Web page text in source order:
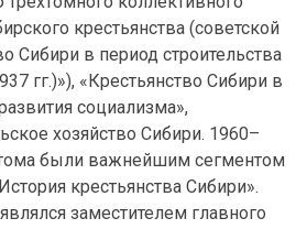
крестьянства (советской
Сибири в период строительства
гг.)»), «Крестьянство Сибири в
социализма»,
хозяйство Сибири. 1960–
тома были важнейшим сегментом
крестьянства Сибири».
заместителем главного